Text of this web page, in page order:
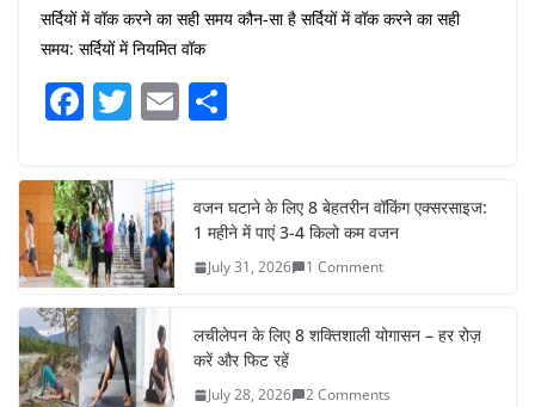
सर्दियों में वॉक करने का सही समय कौन-सा है सर्दियों में वॉक करने का सही
समय: सर्दियों में नियमित वॉक
F
c
e
b
o
o
k
T
itt
er
E
e
वजन घटाने के लिए 8 बेहतरीन वॉकिंग एक्सरसाइज:
1 महीने में पाएं 3-4 किलो कम वजन
July 31, 2026 1 Comment
लचीलेपन के लिए 8 शक्तिशाली योगासन – हर रोज़
करें और फिट रहें
July 28, 2026 2 Comments